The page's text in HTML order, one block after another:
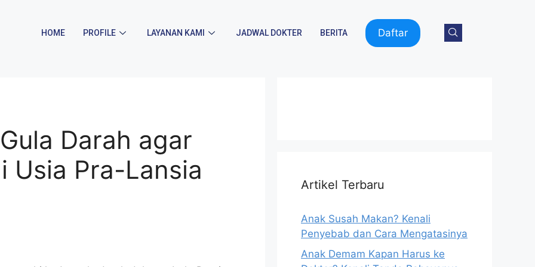
HOME PROFILE LAYANAN KAMI JADWAL DOKTER BERITA Daftar
Darah agar
Usia Pra-Lansia
Artikel Terbaru
Anak Susah Makan? Kenali
Penyebab dan Cara Mengatasinya
Anak Demam Kapan Harus ke